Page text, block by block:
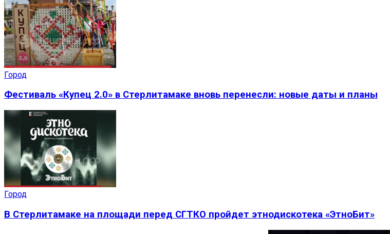
Город
Фестиваль «Купец 2.0» в Стерлитамаке вновь перенесли: новые даты и планы
Город
В Стерлитамаке на площади перед СГТКО пройдет этнодискотека «ЭтноБит»